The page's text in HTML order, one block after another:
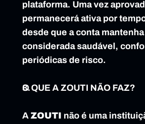
plataforma. Uma vez
permanecerá ativa por
desde que a conta
considerada saudável,
periódicas de risco.
O QUE A ZOUTI NÃO FAZ?
A ZOUTI não é uma